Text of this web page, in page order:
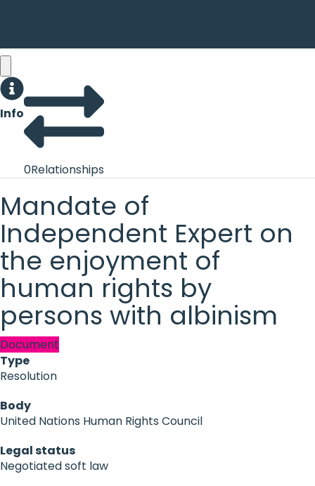
Info
0Relationships
Mandate of
Independent Expert on
the enjoyment of
human rights by
persons with albinism
Document
Type
Resolution
Body
United Nations Human Rights Council
Legal status
Negotiated soft law